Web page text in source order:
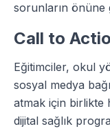
sorunların önüne
Call to
Eğitimciler, okul
sosyal medya
atmak için birlikte
dijital sağlık